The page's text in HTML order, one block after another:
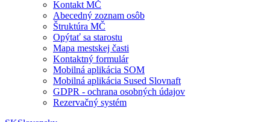
Kontakt MČ
Abecedný zoznam osôb
Štruktúra MČ
Opýtať sa starostu
Mapa mestskej časti
Kontaktný formulár
Mobilná aplikácia SOM
Mobilná aplikácia Sused Slovnaft
GDPR - ochrana osobných údajov
Rezervačný systém